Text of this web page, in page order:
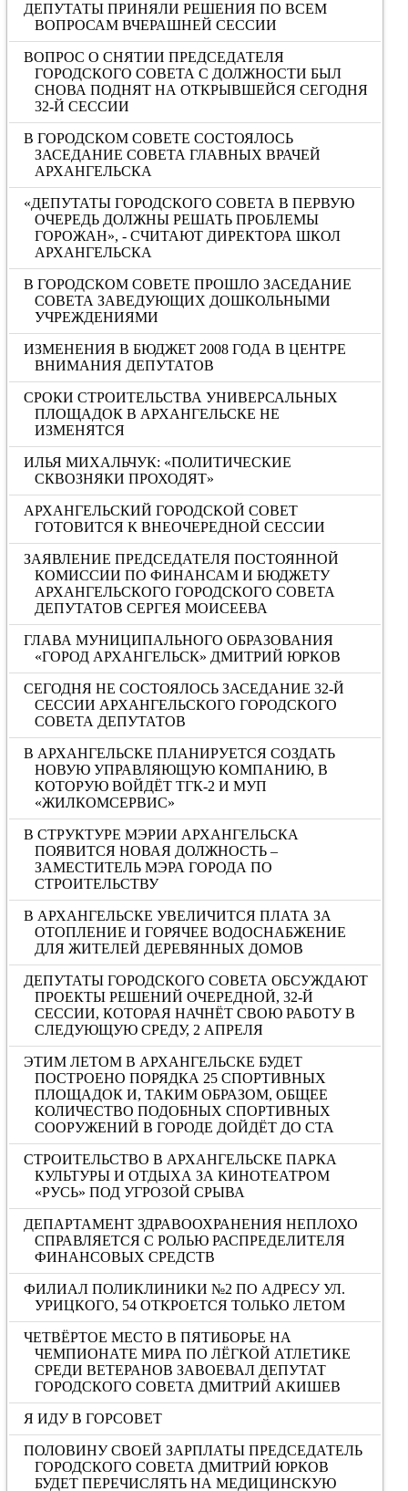
ДЕПУТАТЫ ПРИНЯЛИ РЕШЕНИЯ ПО ВСЕМ
ВОПРОСАМ ВЧЕРАШНЕЙ СЕССИИ
ВОПРОС О СНЯТИИ ПРЕДСЕДАТЕЛЯ
ГОРОДСКОГО СОВЕТА С ДОЛЖНОСТИ БЫЛ
СНОВА ПОДНЯТ НА ОТКРЫВШЕЙСЯ СЕГОДНЯ
32-Й СЕССИИ
В ГОРОДСКОМ СОВЕТЕ СОСТОЯЛОСЬ
ЗАСЕДАНИЕ СОВЕТА ГЛАВНЫХ ВРАЧЕЙ
АРХАНГЕЛЬСКА
«ДЕПУТАТЫ ГОРОДСКОГО СОВЕТА В ПЕРВУЮ
ОЧЕРЕДЬ ДОЛЖНЫ РЕШАТЬ ПРОБЛЕМЫ
ГОРОЖАН», - СЧИТАЮТ ДИРЕКТОРА ШКОЛ
АРХАНГЕЛЬСКА
В ГОРОДСКОМ СОВЕТЕ ПРОШЛО ЗАСЕДАНИЕ
СОВЕТА ЗАВЕДУЮЩИХ ДОШКОЛЬНЫМИ
УЧРЕЖДЕНИЯМИ
ИЗМЕНЕНИЯ В БЮДЖЕТ 2008 ГОДА В ЦЕНТРЕ
ВНИМАНИЯ ДЕПУТАТОВ
СРОКИ СТРОИТЕЛЬСТВА УНИВЕРСАЛЬНЫХ
ПЛОЩАДОК В АРХАНГЕЛЬСКЕ НЕ
ИЗМЕНЯТСЯ
ИЛЬЯ МИХАЛЬЧУК: «ПОЛИТИЧЕСКИЕ
СКВОЗНЯКИ ПРОХОДЯТ»
АРХАНГЕЛЬСКИЙ ГОРОДСКОЙ СОВЕТ
ГОТОВИТСЯ К ВНЕОЧЕРЕДНОЙ СЕССИИ
ЗАЯВЛЕНИЕ ПРЕДСЕДАТЕЛЯ ПОСТОЯННОЙ
КОМИССИИ ПО ФИНАНСАМ И БЮДЖЕТУ
АРХАНГЕЛЬСКОГО ГОРОДСКОГО СОВЕТА
ДЕПУТАТОВ СЕРГЕЯ МОИСЕЕВА
ГЛАВА МУНИЦИПАЛЬНОГО ОБРАЗОВАНИЯ
«ГОРОД АРХАНГЕЛЬСК» ДМИТРИЙ ЮРКОВ
СЕГОДНЯ НЕ СОСТОЯЛОСЬ ЗАСЕДАНИЕ 32-Й
СЕССИИ АРХАНГЕЛЬСКОГО ГОРОДСКОГО
СОВЕТА ДЕПУТАТОВ
В АРХАНГЕЛЬСКЕ ПЛАНИРУЕТСЯ СОЗДАТЬ
НОВУЮ УПРАВЛЯЮЩУЮ КОМПАНИЮ, В
КОТОРУЮ ВОЙДЁТ ТГК-2 И МУП
«ЖИЛКОМСЕРВИС»
В СТРУКТУРЕ МЭРИИ АРХАНГЕЛЬСКА
ПОЯВИТСЯ НОВАЯ ДОЛЖНОСТЬ –
ЗАМЕСТИТЕЛЬ МЭРА ГОРОДА ПО
СТРОИТЕЛЬСТВУ
В АРХАНГЕЛЬСКЕ УВЕЛИЧИТСЯ ПЛАТА ЗА
ОТОПЛЕНИЕ И ГОРЯЧЕЕ ВОДОСНАБЖЕНИЕ
ДЛЯ ЖИТЕЛЕЙ ДЕРЕВЯННЫХ ДОМОВ
ДЕПУТАТЫ ГОРОДСКОГО СОВЕТА ОБСУЖДАЮТ
ПРОЕКТЫ РЕШЕНИЙ ОЧЕРЕДНОЙ, 32-Й
СЕССИИ, КОТОРАЯ НАЧНЁТ СВОЮ РАБОТУ В
СЛЕДУЮЩУЮ СРЕДУ, 2 АПРЕЛЯ
ЭТИМ ЛЕТОМ В АРХАНГЕЛЬСКЕ БУДЕТ
ПОСТРОЕНО ПОРЯДКА 25 СПОРТИВНЫХ
ПЛОЩАДОК И, ТАКИМ ОБРАЗОМ, ОБЩЕЕ
КОЛИЧЕСТВО ПОДОБНЫХ СПОРТИВНЫХ
СООРУЖЕНИЙ В ГОРОДЕ ДОЙДЁТ ДО СТА
СТРОИТЕЛЬСТВО В АРХАНГЕЛЬСКЕ ПАРКА
КУЛЬТУРЫ И ОТДЫХА ЗА КИНОТЕАТРОМ
«РУСЬ» ПОД УГРОЗОЙ СРЫВА
ДЕПАРТАМЕНТ ЗДРАВООХРАНЕНИЯ НЕПЛОХО
СПРАВЛЯЕТСЯ С РОЛЬЮ РАСПРЕДЕЛИТЕЛЯ
ФИНАНСОВЫХ СРЕДСТВ
ФИЛИАЛ ПОЛИКЛИНИКИ №2 ПО АДРЕСУ УЛ.
УРИЦКОГО, 54 ОТКРОЕТСЯ ТОЛЬКО ЛЕТОМ
ЧЕТВЁРТОЕ МЕСТО В ПЯТИБОРЬЕ НА
ЧЕМПИОНАТЕ МИРА ПО ЛЁГКОЙ АТЛЕТИКЕ
СРЕДИ ВЕТЕРАНОВ ЗАВОЕВАЛ ДЕПУТАТ
ГОРОДСКОГО СОВЕТА ДМИТРИЙ АКИШЕВ
Я ИДУ В ГОРСОВЕТ
ПОЛОВИНУ СВОЕЙ ЗАРПЛАТЫ ПРЕДСЕДАТЕЛЬ
ГОРОДСКОГО СОВЕТА ДМИТРИЙ ЮРКОВ
БУДЕТ ПЕРЕЧИСЛЯТЬ НА МЕДИЦИНСКУЮ